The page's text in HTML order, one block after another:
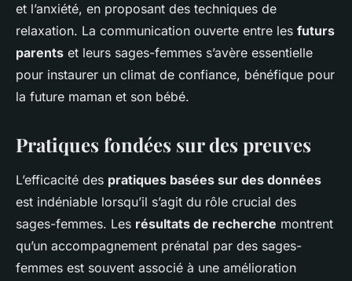
et l’anxiété, en proposant des techniques de
relaxation. La communication ouverte entre les futurs
parents et leurs sages-femmes s’avère essentielle
pour instaurer un climat de confiance, bénéfique pour
la future maman et son bébé.
Pratiques fondées sur des preuves
L’efficacité des pratiques basées sur des données
est indéniable lorsqu’il s’agit du rôle crucial des
sages-femmes. Les résultats de recherche montrent
qu’un accompagnement prénatal par des sages-
femmes est souvent associé à une amélioration